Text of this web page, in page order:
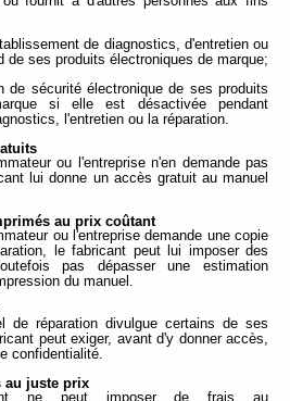
de diagnostics, d'entretien ou
de ses produits électroniques de marque;
de sécurité électronique de ses produits
si elle est désactivée pendant
l'entretien ou la réparation.
ou l'entreprise n'en demande pas
lui donne un accès gratuit au manuel
au prix coûtant
ou l'entreprise demande une copie
le fabricant peut lui imposer des
pas dépasser une estimation
du manuel.
de réparation divulgue certains de ses
peut exiger, avant d'y donner accès,
confidentialité.
au juste prix
ne peut imposer de frais au